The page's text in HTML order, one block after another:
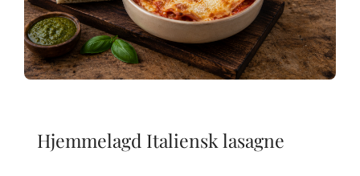
Hjemmelagd Italiensk lasagne